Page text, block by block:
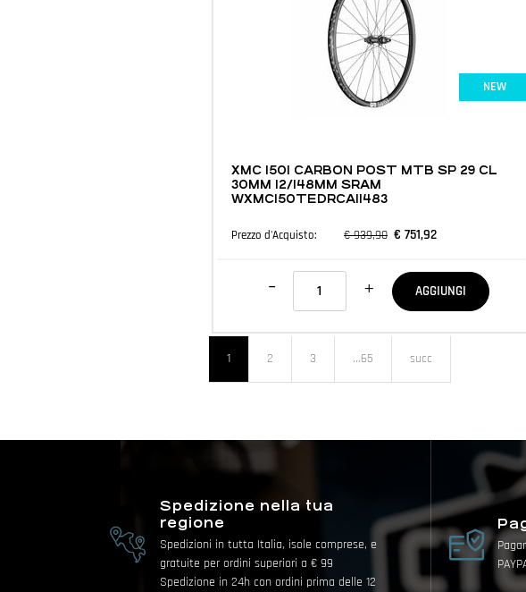
NEW
XMC 1501 CARBON POST MTB SP 29 CL
30MM 12/148MM SRAM
WXMC150TEDRCA11483
Prezzo d'Acquisto: € 939,90 € 751,92
Quantità
AGGIUNGI
1 2 3 ...65 succ
Spedizione nella tua
regione
Spedizioni in tutta Italia, isole comprese, e
gratuite per ordini superiori a € 99
Spedizione in 24h con ordini prima delle 12